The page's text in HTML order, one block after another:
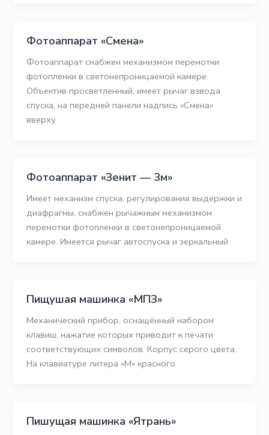
Фотоаппарат «Смена»
Фотоаппарат снабжен механизмом перемотки
фотопленки в светонепроницаемой камере.
Объектив просветленный, имеет рычаг взвода
спуска, на передней панели надпись «Смена»
вверху
Фотоаппарат «Зенит — 3м»
Имеет механизм спуска, регулирования выдержки и
диафрагмы, снабжен рычажным механизмом
перемотки фотопленки в светонепроницаемой
камере. Имеется рычаг автоспуска и зеркальный
Пищушая машинка «МПЗ»
Механический прибор, оснащённый набором
клавиш, нажатие которых приводит к печати
соответствующих символов. Корпус серого цвета.
На клавиатуре литера «М» красного
Пишущая машинка «Ятрань»